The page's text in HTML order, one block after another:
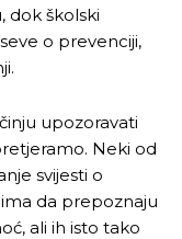
dok školski
o prevenciji,
upozoravati
Neki od
svijesti o
da prepoznaju
ali ih isto tako